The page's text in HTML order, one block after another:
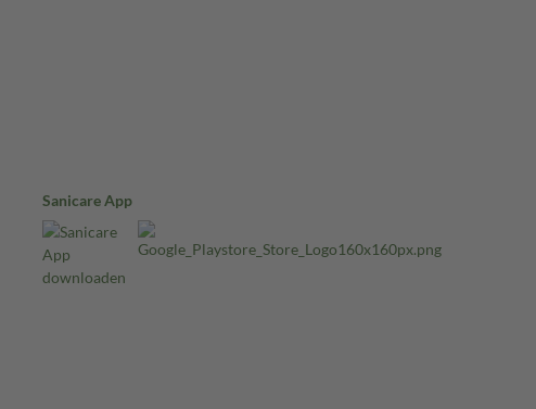
Sanicare App